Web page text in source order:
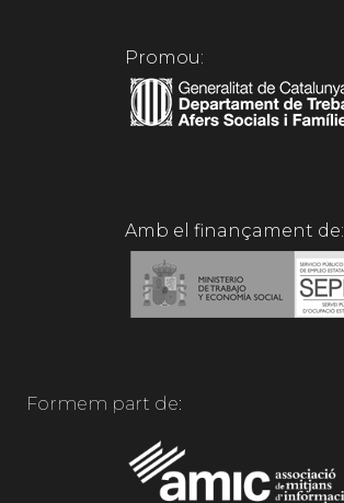
Promou:
Amb el finançament de:
Formem part de: